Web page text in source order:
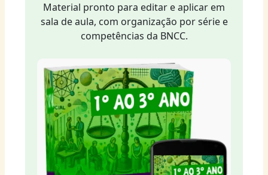
Material pronto para editar e aplicar em
sala de aula, com organização por série e
competências da BNCC.